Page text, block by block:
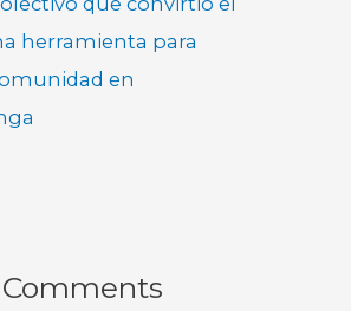
herramienta para
en